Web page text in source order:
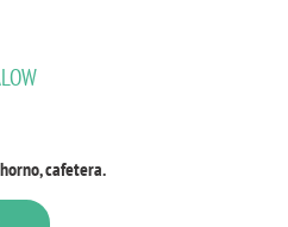
cafetera.